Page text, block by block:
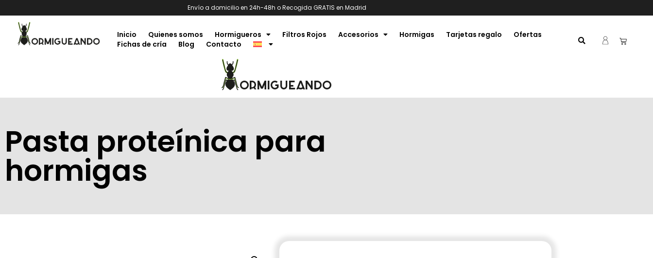
Envío a domicilio en 24h-48h o Recogida GRATIS en Madrid
Inicio Quienes somos Hormigueros Filtros Rojos Accesorios Hormigas Tarjetas regalo
Ofertas
Fichas de cría
Blog Contacto
Pasta proteínica para
hormigas